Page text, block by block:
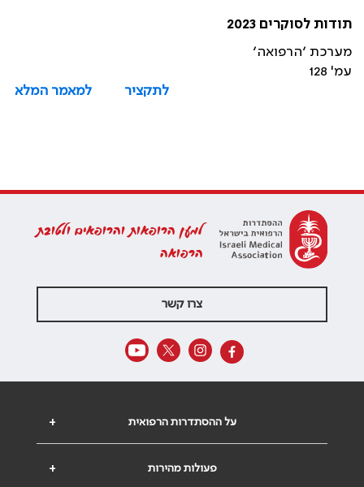
תודות לסוקרים 2023
מערכת ׳הרפואה׳
עמ' 128
לתקציר
למאמר המלא
למען הרופאות והרופאים ולטובת
הרפואה
צרו קשר
+ על ההסתדרות הרפואית
+ פעולות מהירות